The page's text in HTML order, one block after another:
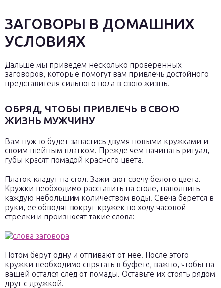
ЗАГОВОРЫ В ДОМАШНИХ
УСЛОВИЯХ
Дальше мы приведем несколько проверенных
заговоров, которые помогут вам привлечь достойного
представителя сильного пола в свою жизнь.
ОБРЯД, ЧТОБЫ ПРИВЛЕЧЬ В СВОЮ
ЖИЗНЬ МУЖЧИНУ
Вам нужно будет запастись двумя новыми кружками и
своим шейным платком. Прежде чем начинать ритуал,
губы красят помадой красного цвета.
Платок кладут на стол. Зажигают свечу белого цвета.
Кружки необходимо расставить на столе, наполнить
каждую небольшим количеством воды. Свеча берется в
руки, ее обводят вокруг кружек по ходу часовой
стрелки и произносят такие слова:
Потом берут одну и отпивают от нее. После этого
кружки необходимо спрятать в буфете, важно, чтобы на
вашей остался след от помады. Оставьте их стоять рядом
друг с дружкой.